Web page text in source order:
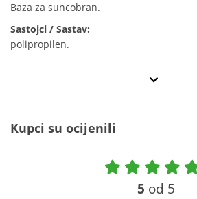
Baza za suncobran.
Sastojci / Sastav:
polipropilen.
Kupci su ocijenili
5 od 5